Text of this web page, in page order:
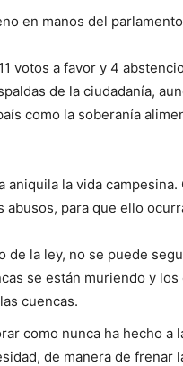
en manos del parlamento
votos a favor y 4
de la ciudadanía,
como la soberanía
aniquila la vida
para que ello
de la ley, no se puede
se están muriendo y
cuencas.
como nunca ha hecho a
de manera de frenar